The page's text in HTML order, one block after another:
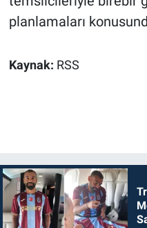
planlamaları
Kaynak: RSS